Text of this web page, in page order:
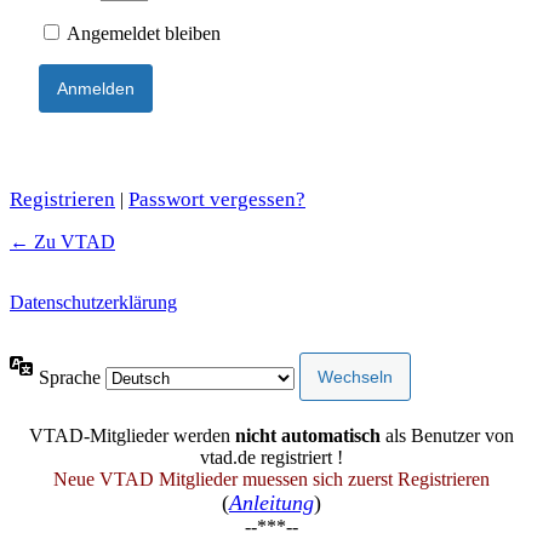
Angemeldet bleiben
Registrieren | Passwort vergessen?
← Zu VTAD
Datenschutzerklärung
Sprache
VTAD-Mitglieder werden nicht automatisch als Benutzer von
vtad.de registriert !
Neue VTAD Mitglieder muessen sich zuerst Registrieren
(Anleitung)
--***--